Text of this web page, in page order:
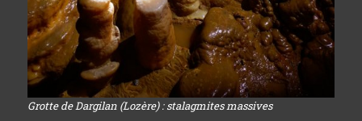
Grotte de Dargilan (Lozère) : stalagmites massives